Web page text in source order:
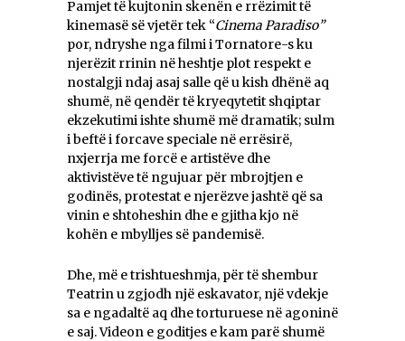
Pamjet të kujtonin skenën e rrëzimit të
kinemasë së vjetër tek “Cinema Paradiso”
por, ndryshe nga filmi i Tornatore-s ku
njerëzit rrinin në heshtje plot respekt e
nostalgji ndaj asaj salle që u kish dhënë aq
shumë, në qendër të kryeqytetit shqiptar
ekzekutimi ishte shumë më dramatik; sulm
i beftë i forcave speciale në errësirë,
nxjerrja me forcë e artistëve dhe
aktivistëve të ngujuar për mbrojtjen e
godinës, protestat e njerëzve jashtë që sa
vinin e shtoheshin dhe e gjitha kjo në
kohën e mbylljes së pandemisë.
Dhe, më e trishtueshmja, për të shembur
Teatrin u zgjodh një eskavator, një vdekje
sa e ngadaltë aq dhe torturuese në agoninë
e saj. Videon e goditjes e kam parë shumë